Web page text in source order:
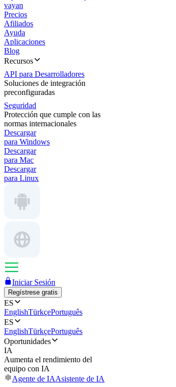
vayan
Precios
Afiliados
Ayuda
Aplicaciones
Blog
Recursos
API para Desarrolladores
Soluciones de integración
preconfiguradas
Seguridad
Protección que cumple con las
normas internacionales
Descargar
para Windows
Descargar
para Mac
Descargar
para Linux
Iniciar Sesión
Regístrese gratis
ES
EnglishTürkçePortuguês
ES
EnglishTürkçePortuguês
Oportunidades
IA
Aumenta el rendimiento del
equipo con IA
Agente de IAAsistente de IA